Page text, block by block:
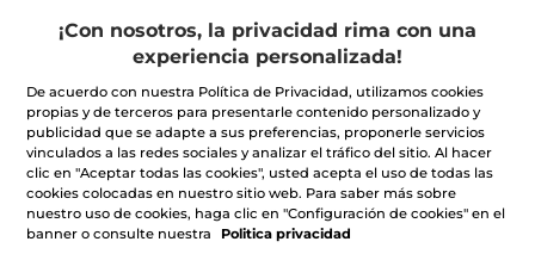
Kit Cuerpo Vainilla Bourbon
¡Para una escapada deliciosa!
★★★★★
★★★★★
No
valoraciones
de
Kit
Cuerpo
Bourbon
INCLUIR UNA RESEÑA
-13% 12,99€ 14,97€
Cantidad
¡Con nosotros, la privacidad rima con una
experiencia personalizada!
De acuerdo con nuestra Política de Privacidad, utilizamos cookies
propias y de terceros para presentarle contenido personalizado y
publicidad que se adapte a sus preferencias, proponerle servicios
vinculados a las redes sociales y analizar el tráfico del sitio. Al hacer
clic en "Aceptar todas las cookies", usted acepta el uso de todas las
cookies colocadas en nuestro sitio web. Para saber más sobre
nuestro uso de cookies, haga clic en "Configuración de cookies" en el
banner o consulte nuestra
Politica privacidad